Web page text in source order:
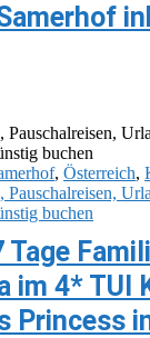
, Österreich,
Tage
im 4* TUI
Princess